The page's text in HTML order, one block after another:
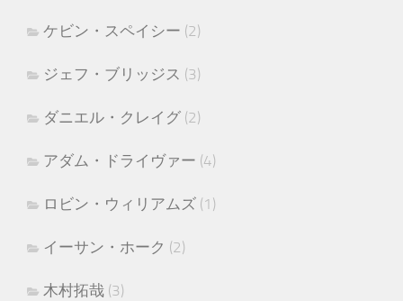
ケビン・スペイシー (2)
ジェフ・ブリッジス (3)
ダニエル・クレイグ (2)
アダム・ドライヴァー (4)
ロビン・ウィリアムズ (1)
イーサン・ホーク (2)
木村拓哉 (3)